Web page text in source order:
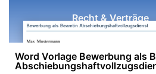
Recht & Verträge
Word Vorlage Bewerbung als